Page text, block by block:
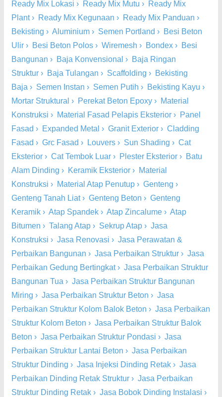
Ready Mix Lokasi › Ready Mix Mutu › Ready Mix
Plant› Ready Mix Kegunaan › Ready Mix Panduan ›
Bekisting › Aluminium › Semen Portland › Besi Beton
Ulir › Besi Beton Polos › Wiremesh › Bondex › Besi
Bangunan › Baja Konvensional › Baja Ringan
Struktur › Baja Tulangan › Scaffolding › Bekisting
Baja › Semen Instan › Semen Putih › Bekisting Kayu ›
Mortar Struktural › Perekat Beton Epoxy › Material
Konstruksi › Material Fasad Pelapis Eksterior › Panel
Fasad › Expanded Metal › Granit Exterior › Cladding
Fasad › Grc Fasad › Louvers › Sun Shading › Cat
Eksterior › Cat Tembok Luar › Plester Eksterior › Batu
Alam Dinding › Keramik Eksterior › Material
Konstruksi › Material Atap Penutup › Genteng ›
Genteng Tanah Liat› Genteng Beton › Genteng
Keramik › Atap Spandek › Atap Zincalume › Atap
Bitumen › Talang Atap › Sekrup Atap › Jasa
Konstruksi › Jasa Renovasi › Jasa Perawatan &
Perbaikan Bangunan › Jasa Perbaikan Struktur › Jasa
Perbaikan Gedung Bertingkat› Jasa Perbaikan Struktur
Bangunan Tua › Jasa Perbaikan Struktur Bangunan
Miring › Jasa Perbaikan Struktur Beton › Jasa
Perbaikan Struktur Kolom Balok Beton › Jasa Perbaikan
Struktur Kolom Beton › Jasa Perbaikan Struktur Balok
Beton › Jasa Perbaikan Struktur Pondasi › Jasa
Perbaikan Struktur Lantai Beton › Jasa Perbaikan
Struktur Dinding › Jasa Injeksi Dinding Retak › Jasa
Perbaikan Dinding Retak Struktur › Jasa Perbaikan
Struktur Dinding Retak › Jasa Bobok Dinding Instalasi ›